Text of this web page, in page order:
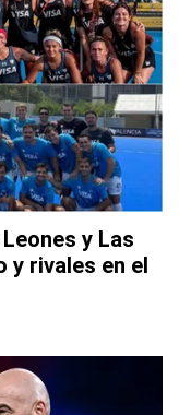
y Las
y rivales en el